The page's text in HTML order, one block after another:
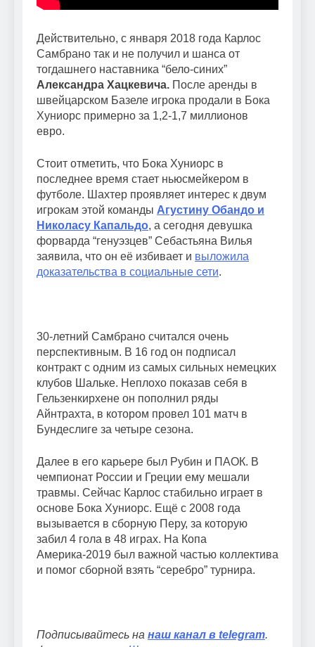
Действительно, с января 2018 года Карлос
Самбрано так и не получил и шанса от
тогдашнего наставника “бело-синих”
Александра Хацкевича. После аренды в
швейцарском Базеле игрока продали в Бока
Хуниорс примерно за 1,2-1,7 миллионов
евро.
Стоит отметить, что Бока Хуниорс в
последнее время стает ньюсмейкером в
футболе. Шахтер проявляет интерес к двум
игрокам этой команды Агустину Обандо и
Николасу Капальдо, а сегодня девушка
форварда “генуэзцев” Себастьяна Вилья
заявила, что он её избивает и выложила
доказательства в социальные сети.
30-летний Самбрано считался очень
перспективным. В 16 год он подписал
контракт с одним из самых сильных немецких
клубов Шальке. Неплохо показав себя в
Гельзенкирхене он пополнил ряды
Айнтрахта, в котором провел 101 матч в
Бундеслиге за четыре сезона.
Далее в его карьере был Рубин и ПАОК. В
чемпионат России и Греции ему мешали
травмы. Сейчас Карлос стабильно играет в
основе Бока Хуниорс. Ещё с 2008 года
вызывается в сборную Перу, за которую
забил 4 гола в 48 играх. На Копа
Америка-2019 был важной частью коллектива
и помог сборной взять “серебро” турнира.
Подписывайтесь на наш канал в telegram.